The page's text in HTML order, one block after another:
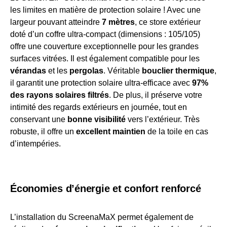
les limites en matière de protection solaire ! Avec une
largeur pouvant atteindre 7 mètres, ce store extérieur
doté d’un coffre ultra-compact (dimensions : 105/105)
offre une couverture exceptionnelle pour les grandes
surfaces vitrées. Il est également compatible pour les
vérandas et les pergolas. Véritable bouclier thermique,
il garantit une protection solaire ultra-efficace avec 97%
des rayons solaires filtrés. De plus, il préserve votre
intimité des regards extérieurs en journée, tout en
conservant une bonne visibilité vers l’extérieur. Très
robuste, il offre un excellent maintien de la toile en cas
d’intempéries.
Économies d’énergie et confort renforcé
L’installation du ScreenaMaX permet également de